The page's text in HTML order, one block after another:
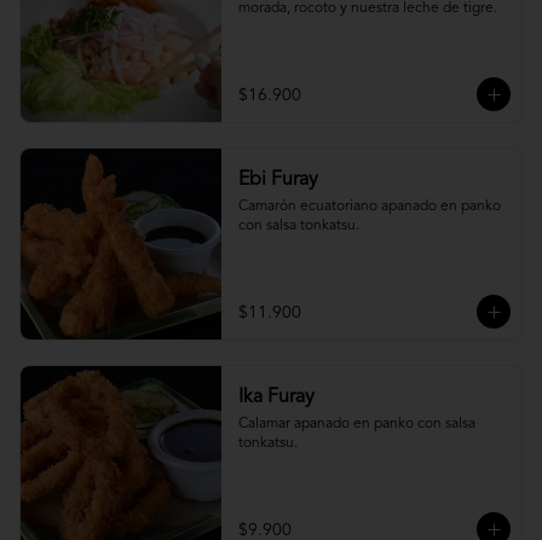
morada, rocoto y nuestra leche de tigre.
$16.900
Ebi Furay
Camarón ecuatoriano apanado en panko
con salsa tonkatsu.
$11.900
Ika Furay
Calamar apanado en panko con salsa
tonkatsu.
$9.900